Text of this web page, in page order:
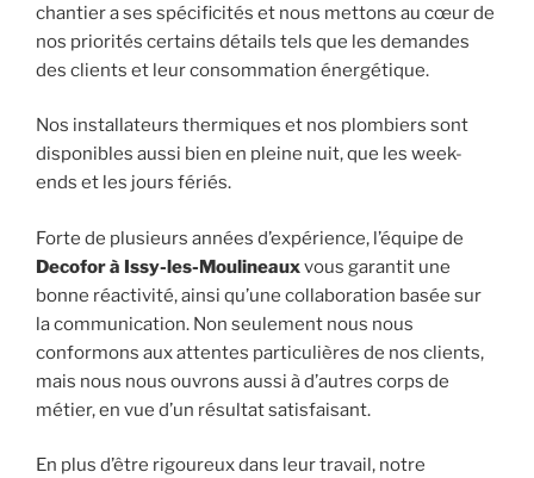
chantier a ses spécificités et nous mettons au cœur de
nos priorités certains détails tels que les demandes
des clients et leur consommation énergétique.
Nos installateurs thermiques et nos plombiers sont
disponibles aussi bien en pleine nuit, que les week-
ends et les jours fériés.
Forte de plusieurs années d’expérience, l’équipe de
Decofor à Issy-les-Moulineauxvous garantit une
bonne réactivité, ainsi qu’une collaboration basée sur
la communication. Non seulement nous nous
conformons aux attentes particulières de nos clients,
mais nous nous ouvrons aussi à d’autres corps de
métier, en vue d’un résultat satisfaisant.
En plus d’être rigoureux dans leur travail, notre